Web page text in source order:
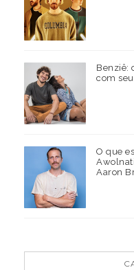
Benziê:
com
O que
Aaron